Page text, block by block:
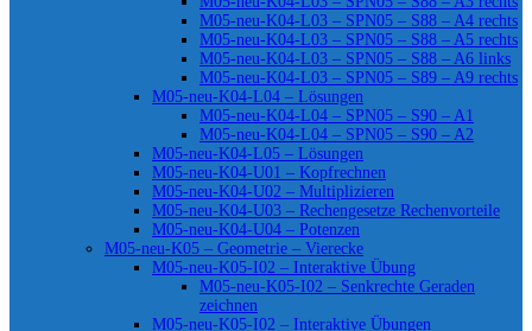
M05-neu-K04-L03 – SPN05 – S88 – A4 rechts
M05-neu-K04-L03 – SPN05 – S88 – A5 rechts
M05-neu-K04-L03 – SPN05 – S88 – A6 links
M05-neu-K04-L03 – SPN05 – S89 – A9 rechts
M05-neu-K04-L04 – Lösungen
M05-neu-K04-L04 – SPN05 – S90 – A1
M05-neu-K04-L04 – SPN05 – S90 – A2
M05-neu-K04-L05 – Lösungen
M05-neu-K04-U01 – Kopfrechnen
M05-neu-K04-U02 – Multiplizieren
M05-neu-K04-U03 – Rechengesetze Rechenvorteile
M05-neu-K04-U04 – Potenzen
M05-neu-K05 – Geometrie – Vierecke
M05-neu-K05-I02 – Interaktive Übung
M05-neu-K05-I02 – Senkrechte Geraden
zeichnen
M05-neu-K05-I02 – Interaktive Übungen